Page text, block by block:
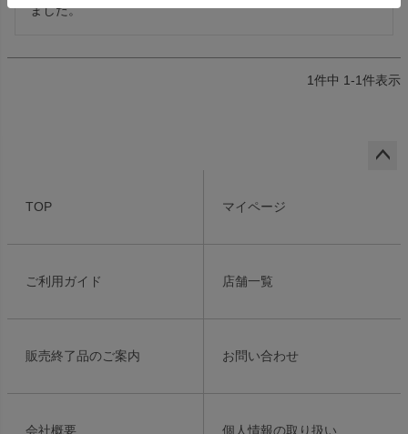
ました。
1件中 1-1件表示
TOP マイページ
ご利用ガイド 店舗一覧
販売終了品のご案内 お問い合わせ
会社概要 個人情報の取り扱い